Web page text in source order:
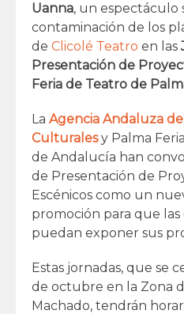
Uanna, un espectáculo
contaminación de los
de Clicolé Teatro en las
Presentación de
Feria de Teatro de
La Agencia Andaluza
Culturalesy Palma
de Andalucía han
de Presentación de
Escénicos como un
promoción para que
puedan exponer sus
Estas jornadas, que se
de octubre en la Zona
Machado, tendrán